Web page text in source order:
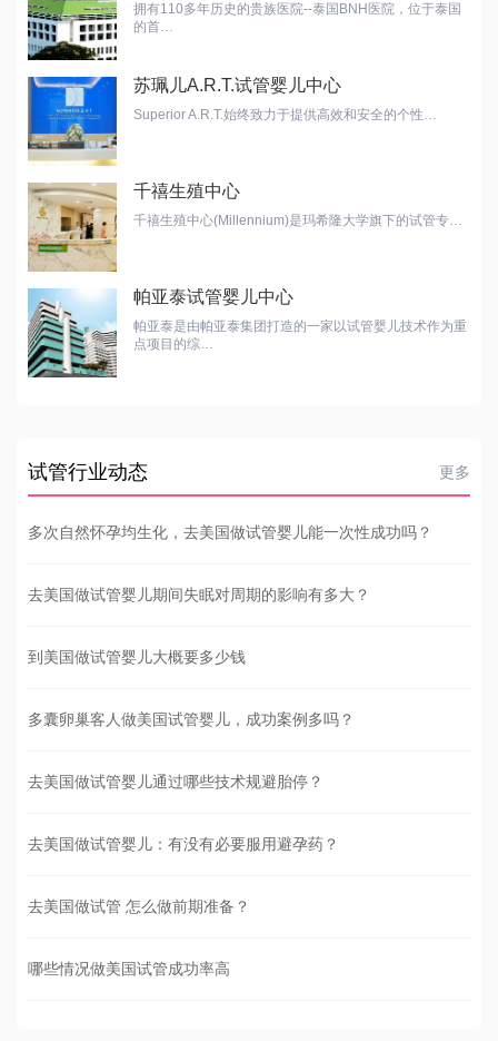
拥有110多年历史的贵族医院--泰国BNH医院，位于泰国
的首…
苏珮儿A.R.T.试管婴儿中心
Superior A.R.T.始终致力于提供高效和安全的个性…
千禧生殖中心
千禧生殖中心(Millennium)是玛希隆大学旗下的试管专…
帕亚泰试管婴儿中心
帕亚泰是由帕亚泰集团打造的一家以试管婴儿技术作为重
点项目的综…
试管行业动态 更多
多次自然怀孕均生化，去美国做试管婴儿能一次性成功吗？
去美国做试管婴儿期间失眠对周期的影响有多大？
到美国做试管婴儿大概要多少钱
多囊卵巢客人做美国试管婴儿，成功案例多吗？
去美国做试管婴儿通过哪些技术规避胎停？
去美国做试管婴儿：有没有必要服用避孕药？
去美国做试管 怎么做前期准备？
哪些情况做美国试管成功率高